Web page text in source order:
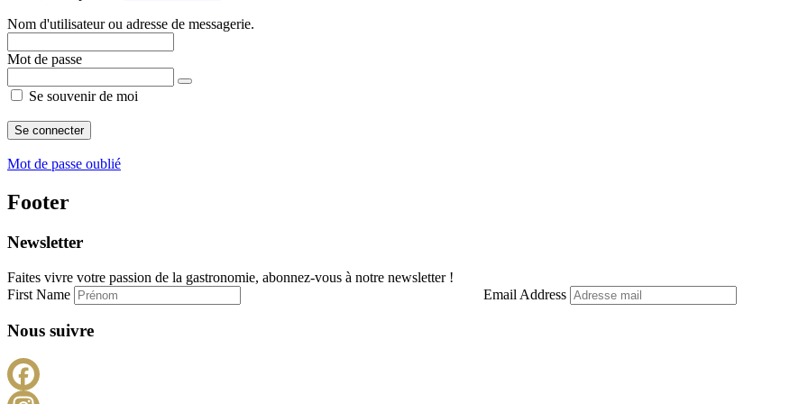
Nom d'utilisateur ou adresse de messagerie.
Mot de passe
Se souvenir de moi
Mot de passe oublié
Footer
Newsletter
Faites vivre votre passion de la gastronomie, abonnez-vous à notre newsletter !
First Name
Email Address
Nous suivre